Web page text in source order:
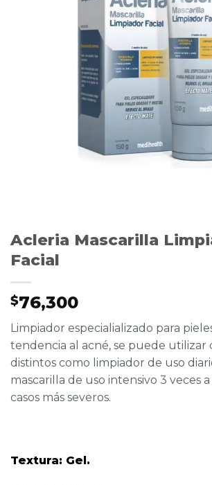
Acleria Mascarilla
Facial
$76,300
Limpiador especialializado para
tendencia al acné, se puede utilizar
distintos como limpiador de uso
mascarilla de uso intensivo 3 veces
casos más severos.
Textura: Gel.